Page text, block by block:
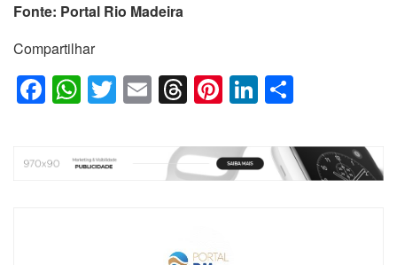
Fonte: Portal Rio Madeira
Compartilhar
F
a
e
W
h
s
T
wi
er
E
m
ail
T
hr
e
a
Pi
nt
er
e
Li
n
k
e
ar
e